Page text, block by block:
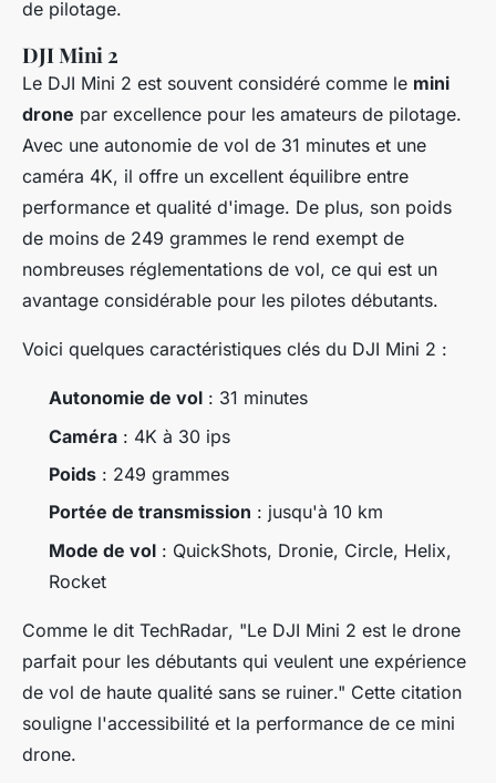
de pilotage.
DJI Mini 2
Le DJI Mini 2 est souvent considéré comme le mini
drone par excellence pour les amateurs de pilotage.
Avec une autonomie de vol de 31 minutes et une
caméra 4K, il offre un excellent équilibre entre
performance et qualité d'image. De plus, son poids
de moins de 249 grammes le rend exempt de
nombreuses réglementations de vol, ce qui est un
avantage considérable pour les pilotes débutants.
Voici quelques caractéristiques clés du DJI Mini 2 :
Autonomie de vol : 31 minutes
Caméra : 4K à 30 ips
Poids : 249 grammes
Portée de transmission : jusqu'à 10 km
Mode de vol : QuickShots, Dronie, Circle, Helix,
Rocket
Comme le dit TechRadar, "Le DJI Mini 2 est le drone
parfait pour les débutants qui veulent une expérience
de vol de haute qualité sans se ruiner." Cette citation
souligne l'accessibilité et la performance de ce mini
drone.